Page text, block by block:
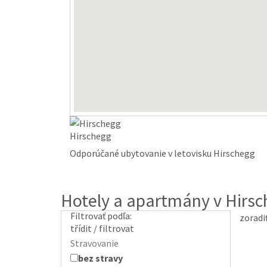
Hirschegg
Odporúčané ubytovanie v letovisku Hirschegg
Hotely a apartmány v
Filtrovať podľa:
třídit / filtrovat
Stravovanie
bez stravy